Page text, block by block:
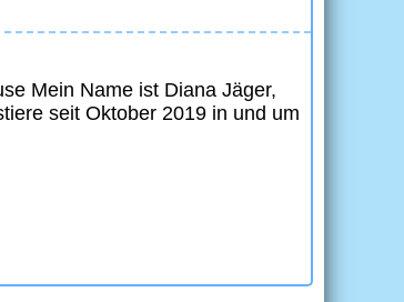
Mein Name ist Diana Jäger,
seit Oktober 2019 in und um